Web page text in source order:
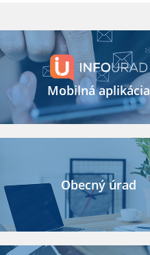
Mobilná aplikácia
Obecný úrad